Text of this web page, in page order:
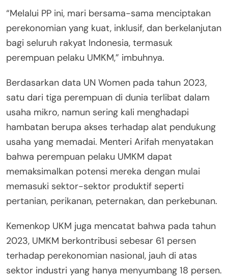
“Melalui PP ini, mari bersama-sama menciptakan
perekonomian yang kuat, inklusif, dan berkelanjutan
bagi seluruh rakyat Indonesia, termasuk
perempuan pelaku UMKM,” imbuhnya.
Berdasarkan data UN Women pada tahun 2023,
satu dari tiga perempuan di dunia terlibat dalam
usaha mikro, namun sering kali menghadapi
hambatan berupa akses terhadap alat pendukung
usaha yang memadai. Menteri Arifah menyatakan
bahwa perempuan pelaku UMKM dapat
memaksimalkan potensi mereka dengan mulai
memasuki sektor-sektor produktif seperti
pertanian, perikanan, peternakan, dan perkebunan.
Kemenkop UKM juga mencatat bahwa pada tahun
2023, UMKM berkontribusi sebesar 61 persen
terhadap perekonomian nasional, jauh di atas
sektor industri yang hanya menyumbang 18 persen.